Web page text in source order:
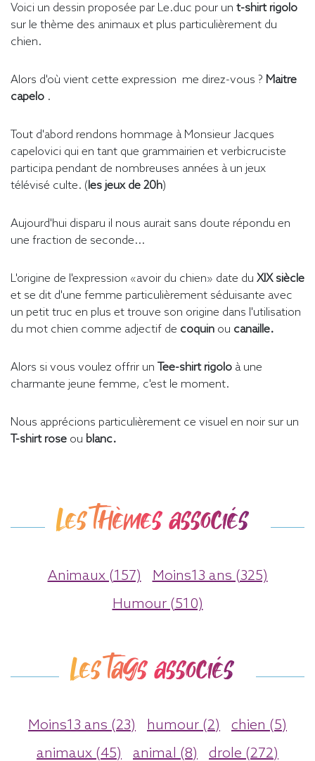
Voici un dessin proposée par Le.duc pour un t-shirt rigolo
sur le thème des animaux et plus particulièrement du
chien.
Alors d'où vient cette expression me direz-vous ? Maitre
capelo .
Tout d'abord rendons hommage à Monsieur Jacques
capelovici qui en tant que grammairien et verbicruciste
participa pendant de nombreuses années à un jeux
télévisé culte. (les jeux de 20h)
Aujourd'hui disparu il nous aurait sans doute répondu en
une fraction de seconde...
L'origine de l'expression «avoir du chien» date du XIX siècle
et se dit d'une femme particulièrement séduisante avec
un petit truc en plus et trouve son origine dans l'utilisation
du mot chien comme adjectif de coquin ou canaille.
Alors si vous voulez offrir un Tee-shirt rigolo à une
charmante jeune femme, c'est le moment.
Nous apprécions particulièrement ce visuel en noir sur un
T-shirt rose ou blanc.
Les thèmes associés
Animaux (157)
Moins13 ans (325)
Humour (510)
Les tags associés
Moins13 ans (23) humour (2)
chien (5)
animaux (45)
animal (8)
drole (272)